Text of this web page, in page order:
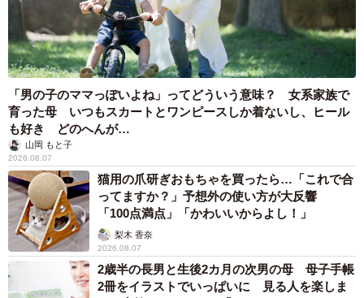
「男の子のママっぽいよね」ってどういう意味？ 女系家族で
育った母 いつもスカートとワンピースしか着ないし、ヒール
も好き どのへんが…
山岡 もと子
2026.08.07
猫用の爪研ぎおもちゃを買ったら…「これで合
ってますか？」予想外の使い方が大反響
「100点満点」「かわいいからよし！」
梨木 香奈
2026.08.07
2歳半の長男と生後2カ月の次男の母 母子手帳
2冊をイラストでいっぱいに 見る人を楽しま